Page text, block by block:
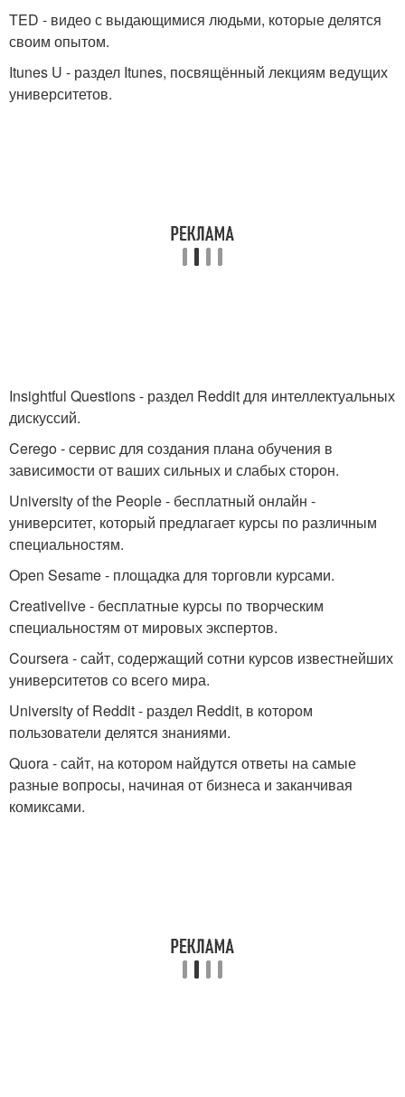
TED - видео с выдающимися людьми, которые делятся
своим опытом.
Itunes U - раздел Itunes, посвящённый лекциям ведущих
университетов.
Insightful Questions - раздел Reddit для интеллектуальных
дискуссий.
Cerego - сервис для создания плана обучения в
зависимости от ваших сильных и слабых сторон.
University of the People - бесплатный онлайн -
университет, который предлагает курсы по различным
специальностям.
Open Sesame - площадка для торговли курсами.
Creativelive - бесплатные курсы по творческим
специальностям от мировых экспертов.
Coursera - сайт, содержащий сотни курсов известнейших
университетов со всего мира.
University of Reddit - раздел Reddit, в котором
пользователи делятся знаниями.
Quora - сайт, на котором найдутся ответы на самые
разные вопросы, начиная от бизнеса и заканчивая
комиксами.